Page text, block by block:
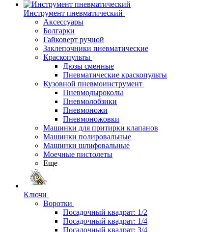
Инструмент пневматический
Аксессуары
Болгарки
Гайковерт ручной
Заклепочники пневматические
Краскопульты
Дюзы сменные
Пневматические краскопульты
Кузовной пневмоинструмент
Пневмодыроколы
Пневмолобзики
Пневмоножи
Пневмоножовки
Машинки для притирки клапанов
Машинки полировальные
Машинки шлифовальные
Моечные пистолеты
Еще
Ключи
Воротки
Посадочный квадрат: 1/2
Посадочный квадрат: 1/4
Посадочный квадрат: 3/4